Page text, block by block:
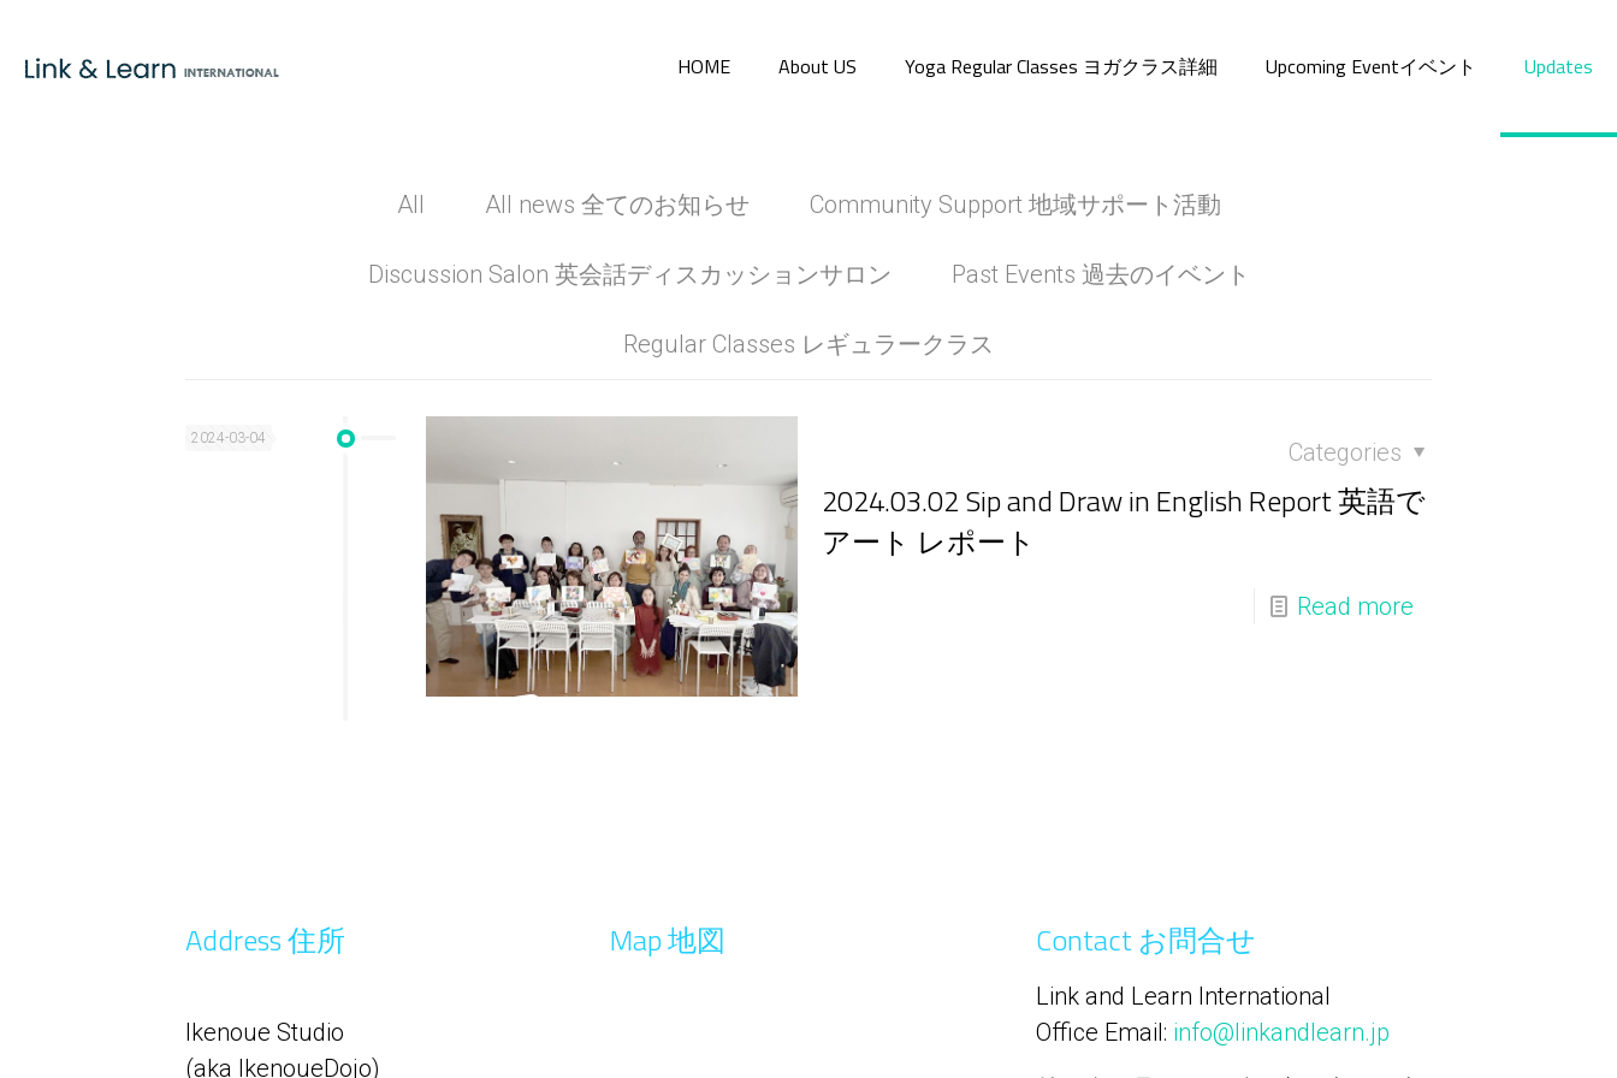
HOME About US Yoga Regular Classes ヨガクラス詳細 Upcoming Eventイベント Updates
All All news 全てのお知らせ Community Support 地域サポート活動
Discussion Salon 英会話ディスカッションサロン Past Events 過去のイベント
Regular Classes レギュラークラス
2024-03-04 Categories
2024.03.02 Sip and Draw in English Report 英語で
アート レポート
Read more
Address 住所
Ikenoue Studio
(aka IkenoueDojo)
Map 地図 Contact お問合せ
Link and Learn International
Office Email: info@linkandlearn.jp